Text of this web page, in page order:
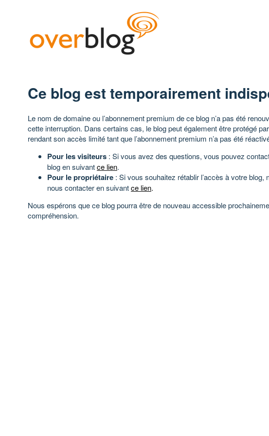
Ce blog est temporairement
Le nom de domaine ou l’abonnement premium de ce blog n’a pas été
cette interruption. Dans certains cas, le blog peut également être protégé
rendant son accès limité tant que l’abonnement premium n’a pas été
Pour les visiteurs : Si vous avez des questions, vous pouvez
blog en suivantce lien.
Pour le propriétaire : Si vous souhaitez rétablir l’accès à votre blog,
nous contacter en suivantce lien.
Nous espérons que ce blog pourra être de nouveau accessible
compréhension.